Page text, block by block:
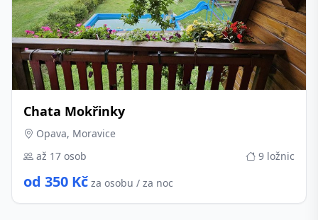
Chata Mokřinky
Opava, Moravice
až 17 osob
9 ložnic
od 350 Kč za osobu / za noc